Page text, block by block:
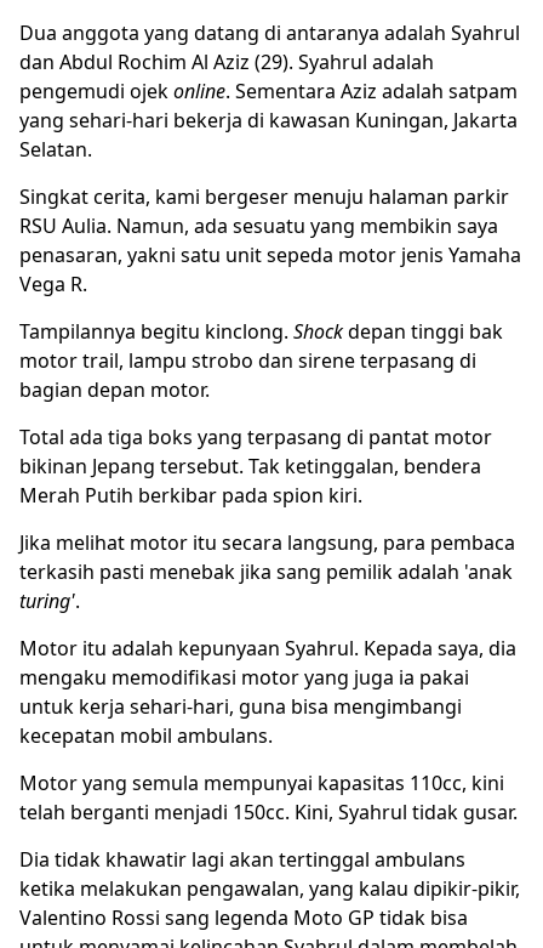
Dua anggota yang datang di antaranya adalah Syahrul
dan Abdul Rochim Al Aziz (29). Syahrul adalah
pengemudi ojekonline. Sementara Aziz adalah satpam
yang sehari-hari bekerja di kawasan Kuningan, Jakarta
Selatan.
Singkat cerita, kami bergeser menuju halaman parkir
RSU Aulia. Namun, ada sesuatu yang membikin saya
penasaran, yakni satu unit sepeda motor jenis Yamaha
Vega R.
Tampilannya begitu kinclong. Shockdepan tinggi bak
motor trail, lampu strobo dan sirene terpasang di
bagian depan motor.
Total ada tiga boks yang terpasang di pantat motor
bikinan Jepang tersebut. Tak ketinggalan, bendera
Merah Putih berkibar pada spion kiri.
Jika melihat motor itu secara langsung, para pembaca
terkasih pasti menebak jika sang pemilik adalah 'anak
turing'.
Motor itu adalah kepunyaan Syahrul. Kepada saya, dia
mengaku memodifikasi motor yang juga ia pakai
untuk kerja sehari-hari, guna bisa mengimbangi
kecepatan mobil ambulans.
Motor yang semula mempunyai kapasitas 110cc, kini
telah berganti menjadi 150cc. Kini, Syahrul tidak gusar.
Dia tidak khawatir lagi akan tertinggal ambulans
ketika melakukan pengawalan, yang kalau dipikir-pikir,
Valentino Rossi sang legenda Moto GP tidak bisa